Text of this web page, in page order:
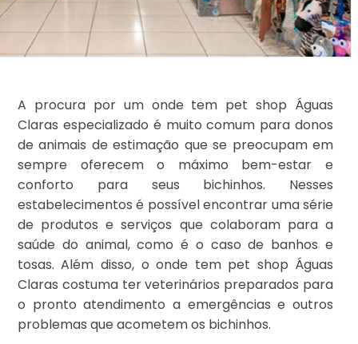
A procura por um onde tem pet shop Águas
Claras especializado é muito comum para donos
de animais de estimação que se preocupam em
sempre oferecem o máximo bem-estar e
conforto para seus bichinhos. Nesses
estabelecimentos é possível encontrar uma série
de produtos e serviços que colaboram para a
saúde do animal, como é o caso de banhos e
tosas. Além disso, o onde tem pet shop Águas
Claras costuma ter veterinários preparados para
o pronto atendimento a emergências e outros
problemas que acometem os bichinhos.